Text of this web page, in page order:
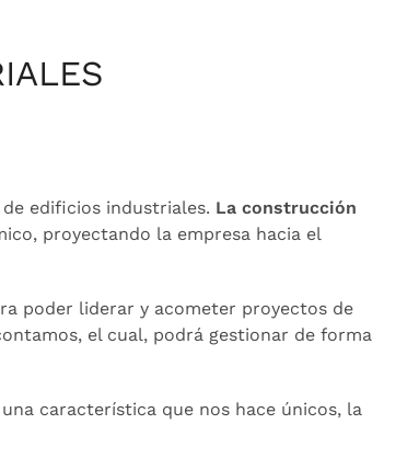
edificios industriales. La construcción
proyectando la empresa hacia el
poder liderar y acometer proyectos de
el cual, podrá gestionar de forma
característica que nos hace únicos, la